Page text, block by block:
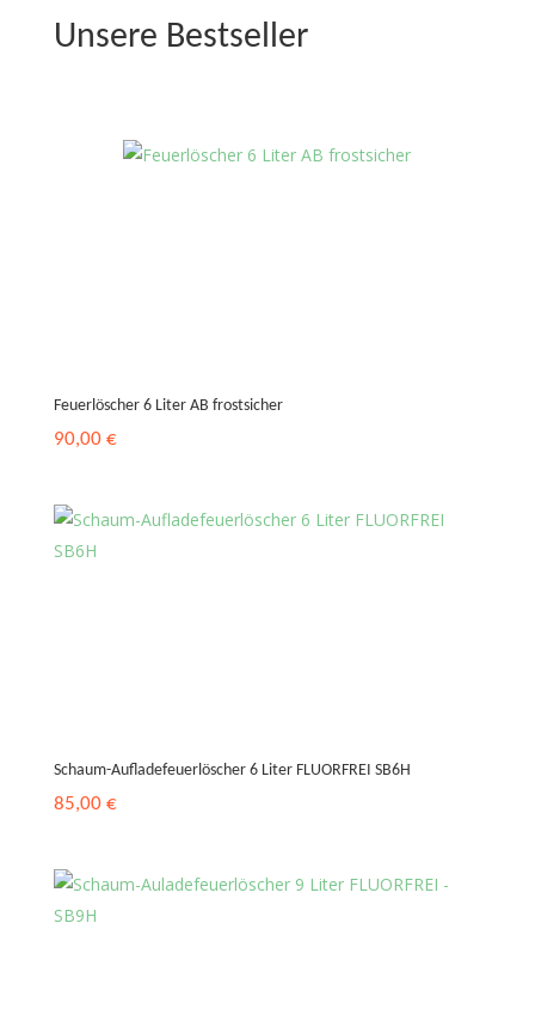
Unsere Bestseller
Feuerlöscher 6 Liter AB frostsicher
90,00 €
Schaum-Aufladefeuerlöscher 6 Liter FLUORFREI SB6H
85,00 €